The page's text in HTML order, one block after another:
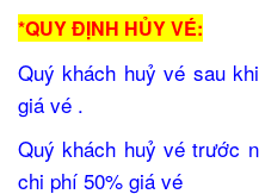
*QUY ĐỊNH HỦY VÉ:
Quý khách huỷ vé sau
giá vé .
Quý khách huỷ vé trước
chi phí 50% giá vé